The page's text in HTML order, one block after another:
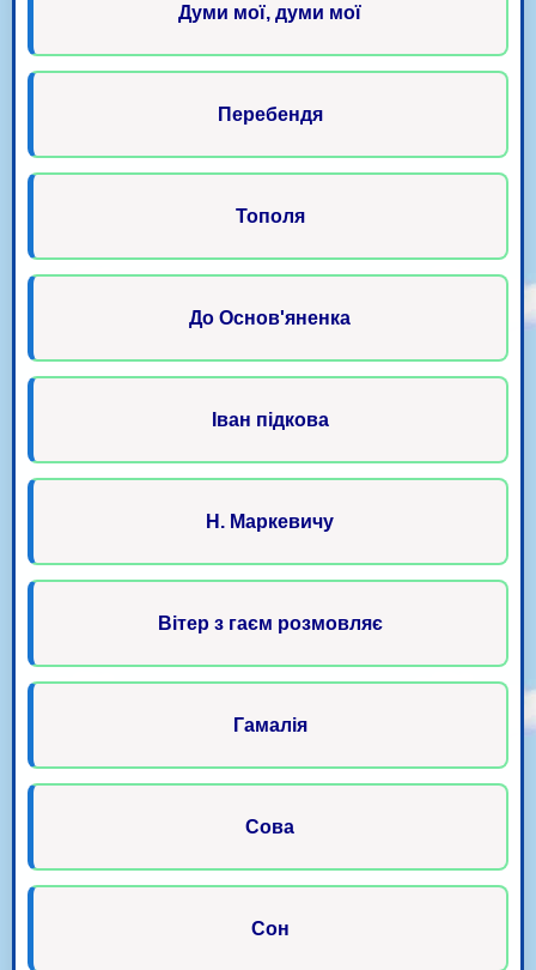
Думи мої, думи мої
Перебендя
Тополя
До Основ'яненка
Іван підкова
Н. Маркевичу
Вітер з гаєм розмовляє
Гамалія
Сова
Сон